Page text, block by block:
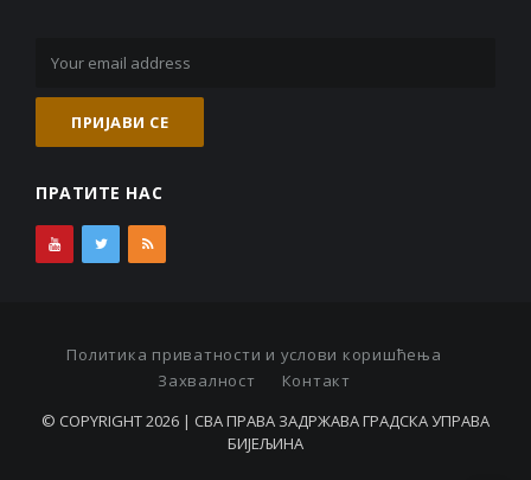
ПРАТИТЕ НАС
Политика приватности и услови коришћења
Захвалност
Контакт
© COPYRIGHT 2026 | СВА ПРАВА ЗАДРЖАВА ГРАДСКА УПРАВА
БИЈЕЉИНА